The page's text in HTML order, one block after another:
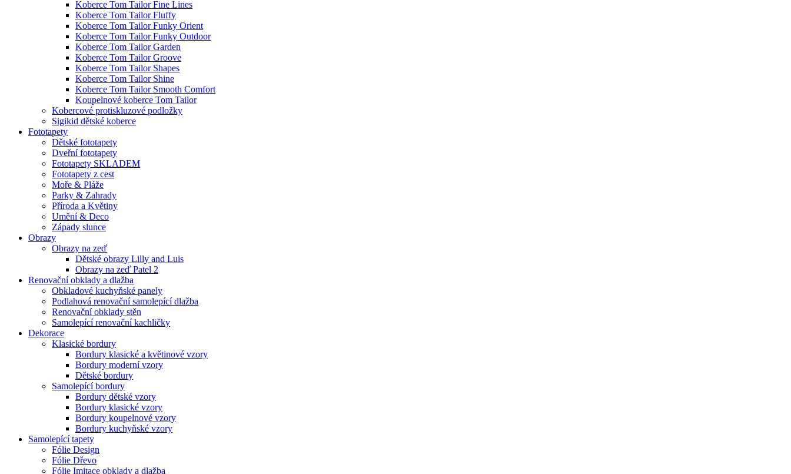
Koberce Tom Tailor Fine Lines
Koberce Tom Tailor Fluffy
Koberce Tom Tailor Funky Orient
Koberce Tom Tailor Funky Outdoor
Koberce Tom Tailor Garden
Koberce Tom Tailor Groove
Koberce Tom Tailor Shapes
Koberce Tom Tailor Shine
Koberce Tom Tailor Smooth Comfort
Koupelnové koberce Tom Tailor
Kobercové protiskluzové podložky
Sigikid dětské koberce
Fototapety
Dětské fototapety
Dveřní fototapety
Fototapety SKLADEM
Fototapety z cest
Moře & Pláže
Parky & Zahrady
Příroda a Květiny
Umění & Deco
Západy slunce
Obrazy
Obrazy na zeď
Dětské obrazy Lilly and Luis
Obrazy na zeď Patel 2
Renovační obklady a dlažba
Obkladové kuchyňské panely
Podlahová renovační samolepící dlažba
Renovační obklady stěn
Samolepící renovační kachličky
Dekorace
Klasické bordury
Bordury klasické a květinové vzory
Bordury moderní vzory
Dětské bordury
Samolepící bordury
Bordury dětské vzory
Bordury klasické vzory
Bordury koupelnové vzory
Bordury kuchyňské vzory
Samolepící tapety
Fólie Design
Fólie Dřevo
Fólie Imitace obklady a dlažba